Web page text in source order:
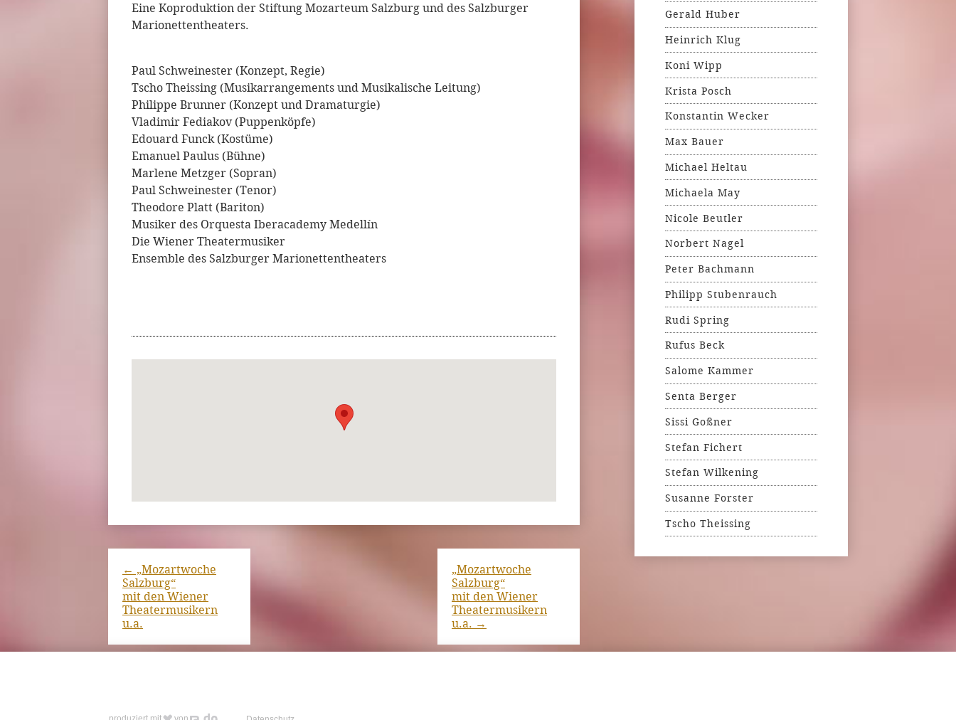
Eine Koproduktion der Stiftung Mozarteum Salzburg und des Salzburger
Marionettentheaters.
Paul Schweinester (Konzept, Regie)
Tscho Theissing (Musikarrangements und Musikalische Leitung)
Philippe Brunner (Konzept und Dramaturgie)
Vladimir Fediakov (Puppenköpfe)
Edouard Funck (Kostüme)
Emanuel Paulus (Bühne)
Marlene Metzger (Sopran)
Paul Schweinester (Tenor)
Theodore Platt (Bariton)
Musiker des Orquesta Iberacademy Medellín
Die Wiener Theatermusiker
Ensemble des Salzburger Marionettentheaters
← „Mozartwoche
Salzburg“
mit den Wiener
Theatermusikern
u.a.
„Mozartwoche
Salzburg“
mit den Wiener
Theatermusikern
u.a. →
Gerald Huber
Heinrich Klug
Koni Wipp
Krista Posch
Konstantin Wecker
Max Bauer
Michael Heltau
Michaela May
Nicole Beutler
Norbert Nagel
Peter Bachmann
Philipp Stubenrauch
Rudi Spring
Rufus Beck
Salome Kammer
Senta Berger
Sissi Goßner
Stefan Fichert
Stefan Wilkening
Susanne Forster
Tscho Theissing